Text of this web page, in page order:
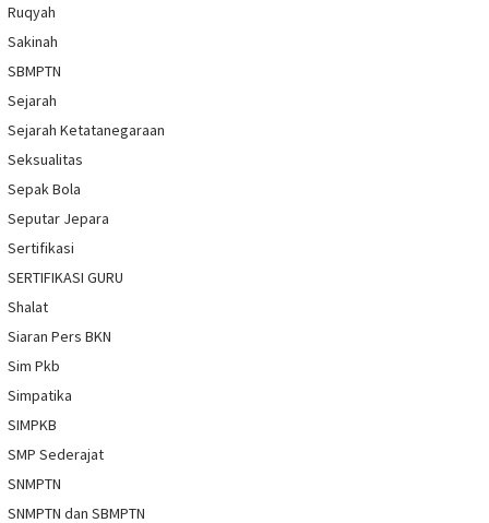
Ruqyah
Sakinah
SBMPTN
Sejarah
Sejarah Ketatanegaraan
Seksualitas
Sepak Bola
Seputar Jepara
Sertifikasi
SERTIFIKASI GURU
Shalat
Siaran Pers BKN
Sim Pkb
Simpatika
SIMPKB
SMP Sederajat
SNMPTN
SNMPTN dan SBMPTN